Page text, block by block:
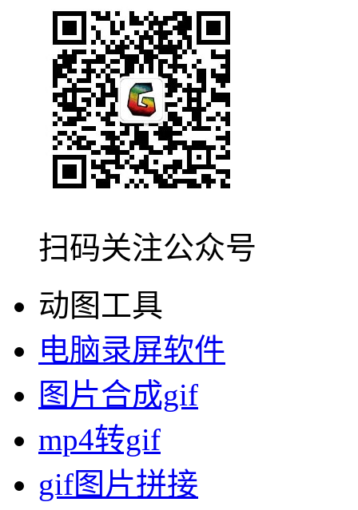
扫码关注公众号
动图工具
电脑录屏软件
图片合成gif
mp4转gif
gif图片拼接